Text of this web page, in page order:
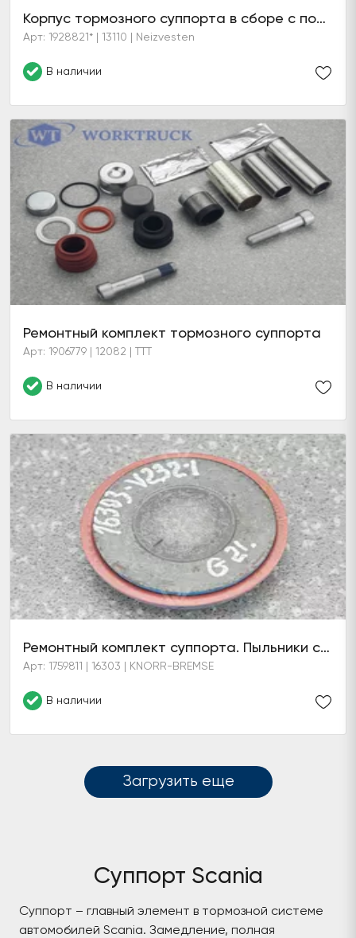
Корпус тормозного суппорта в сборе с поршнями
Арт: 1928821* | 13110 | Neizvesten
В наличии
Ремонтный комплект тормозного суппорта
Арт: 1906779 | 12082 | TTT
В наличии
Ремонтный комплект суппорта. Пыльники с пятаками. Некомплект
Арт: 1759811 | 16303 | KNORR-BREMSE
В наличии
Загрузить еще
Суппорт Scania
Суппорт – главный элемент в тормозной системе
автомобилей Scania. Замедление, полная